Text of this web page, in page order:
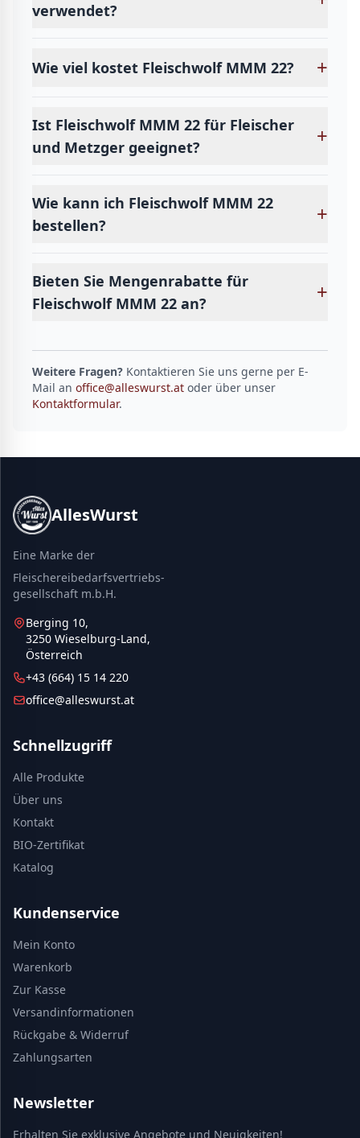
verwendet?
Wie viel kostet Fleischwolf MMM 22? +
Ist Fleischwolf MMM 22 für Fleischer
und Metzger geeignet?
+
Wie kann ich Fleischwolf MMM 22
bestellen?
+
Bieten Sie Mengenrabatte für
Fleischwolf MMM 22 an?
+
Weitere Fragen? Kontaktieren Sie uns gerne per E-
Mail an office@alleswurst.at oder über unser
Kontaktformular.
AllesWurst
Eine Marke der
Fleischereibedarfsvertriebs-
gesellschaft m.b.H.
Berging 10,
3250 Wieselburg-Land,
Österreich
+43 (664) 15 14 220
office@alleswurst.at
Schnellzugriff
Alle Produkte
Über uns
Kontakt
BIO-Zertifikat
Katalog
Kundenservice
Mein Konto
Warenkorb
Zur Kasse
Versandinformationen
Rückgabe & Widerruf
Zahlungsarten
Newsletter
Erhalten Sie exklusive Angebote und Neuigkeiten!